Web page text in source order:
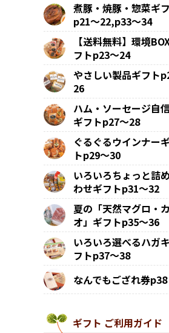
煮豚・焼豚・惣菜ギ
p21～22,p33～34
【送料無料】環境
フトp23～24
やさしい製品ギフト
26
ハム・ソーセージ自
ギフトp27～28
ぐるぐるウインナー
トp29～30
いろいろちょっと詰
わせギフトp31～32
夏の「天然マグロ・
オ」ギフトp35～36
いろいろ選べるハガ
フトp37～38
なんでもござれ券p38
ギフト ご利用ガイド